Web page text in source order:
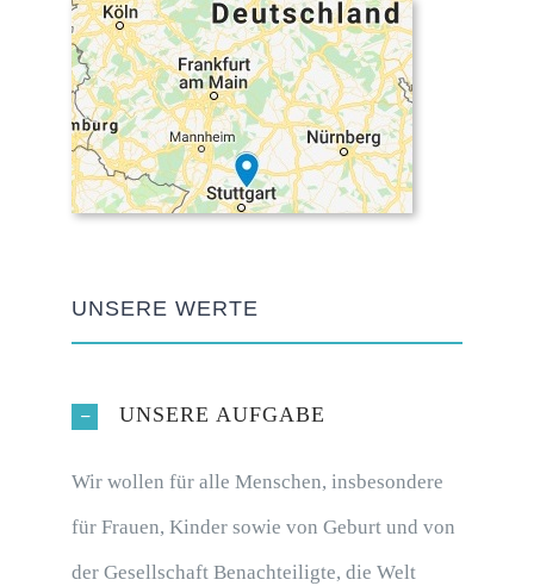
UNSERE WERTE
UNSERE AUFGABE
Wir wollen für alle Menschen, insbesondere
für Frauen, Kinder sowie von Geburt und von
der Gesellschaft Benachteiligte, die Welt